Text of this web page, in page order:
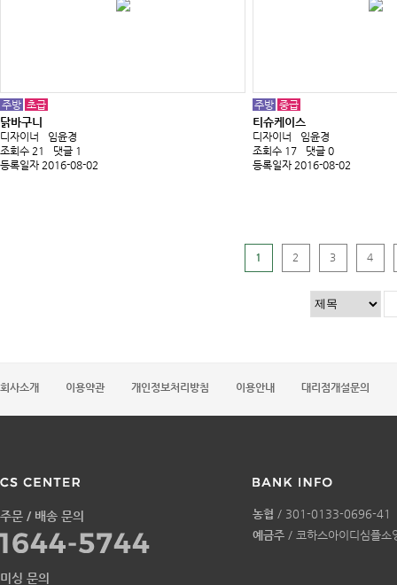
주방 초급
닭바구니
디자이너
임윤경
조회수 21
댓글 1
등록일자 2016-08-02
주방 중급
티슈케이스
디자이너
임윤경
조회수 17
댓글 0
등록일자 2016-08-02
1 2 3 4
회사소개 이용약관 개인정보처리방침 이용안내 대리점개설문의
주문 / 배송 문의
미싱 문의
농협 / 301-0133-0696-41
예금주 / 코하스아이디심플소